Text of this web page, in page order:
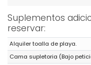
- 8,3
Familias con niños
Suplementos
reservar:
Alquiler toalla de playa.
Cama supletoria (Bajo